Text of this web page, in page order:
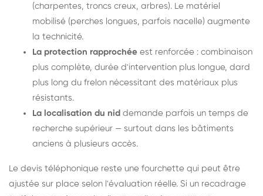
(charpentes, troncs creux, arbres). Le matériel
mobilisé (perches longues, parfois nacelle) augmente
la technicité.
La protection rapprochée est renforcée : combinaison
plus complète, durée d'intervention plus longue, dard
plus long du frelon nécessitant des matériaux plus
résistants.
La localisation du nid demande parfois un temps de
recherche supérieur — surtout dans les bâtiments
anciens à plusieurs accès.
Le devis téléphonique reste une fourchette qui peut être
ajustée sur place selon l'évaluation réelle. Si un recadrage